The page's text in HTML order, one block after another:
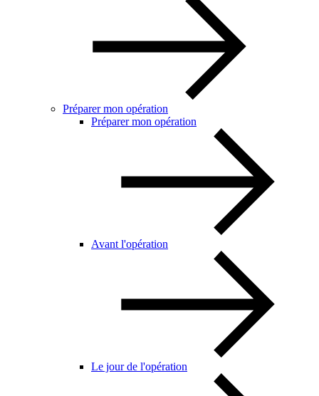
Préparer mon opération
Préparer mon opération
Avant l'opération
Le jour de l'opération